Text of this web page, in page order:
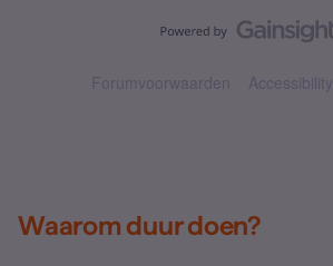
Forumvoorwaarden
Waarom duur doen?